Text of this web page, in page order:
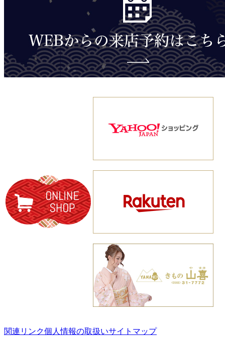
関連リンク個人情報の取扱いサイトマップ